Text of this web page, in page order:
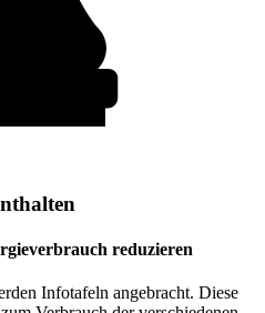
reduzieren
Infotafeln angebracht. Diese